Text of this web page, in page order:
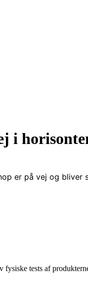
i
er på vej og bliver
tests af